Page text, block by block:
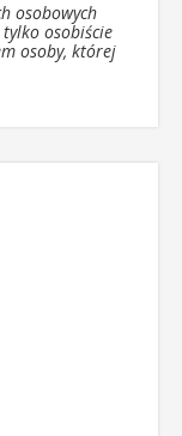
osobowych
osobiście
osoby, której